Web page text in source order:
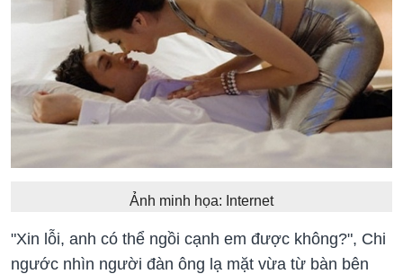
Ảnh minh họa: Internet
"Xin lỗi, anh có thể ngồi cạnh em được không?", Chi
ngước nhìn người đàn ông lạ mặt vừa từ bàn bên